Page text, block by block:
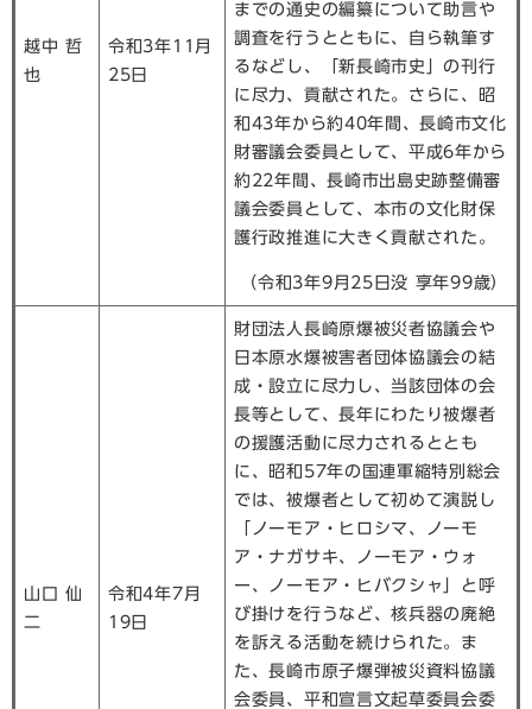
越中 哲
也
令和3年11月
25日
までの通史の編纂について助言や
調査を行うとともに、自ら執筆す
るなどし、「新長崎市史」の刊行
に尽力、貢献された。さらに、昭
和43年から約40年間、長崎市文化
財審議会委員として、平成6年から
約22年間、長崎市出島史跡整備審
議会委員として、本市の文化財保
護行政推進に大きく貢献された。
（令和3年9月25日没 享年99歳）
山口 仙
二
令和4年7月
19日
財団法人長崎原爆被災者協議会や
日本原水爆被害者団体協議会の結
成・設立に尽力し、当該団体の会
長等として、長年にわたり被爆者
の援護活動に尽力されるととも
に、昭和57年の国連軍縮特別総会
では、被爆者として初めて演説し
「ノーモア・ヒロシマ、ノーモ
ア・ナガサキ、ノーモア・ウォ
ー、ノーモア・ヒバクシャ」と呼
び掛けを行うなど、核兵器の廃絶
を訴える活動を続けられた。ま
た、長崎市原子爆弾被災資料協議
会委員、平和宣言文起草委員会委